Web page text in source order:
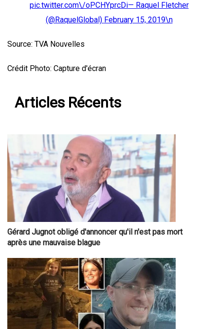
pic.twitter.com\/oPCHYprcDi— Raquel Fletcher
(@RaquelGlobal) February 15, 2019\n
Source: TVA Nouvelles
Crédit Photo: Capture d'écran
Articles Récents
Gérard Jugnot obligé d'annoncer qu'il n'est pas mort
après une mauvaise blague